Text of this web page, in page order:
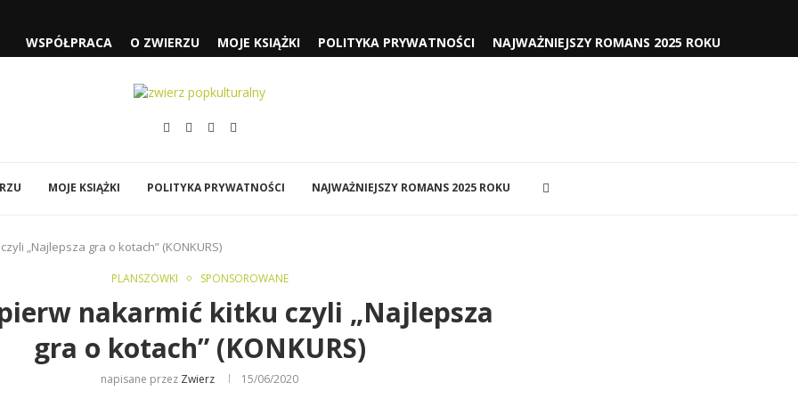
CZYLI...
I „FJORD”
MAN: CAŁKIEM NOWY...
DO MNIE...
NOLANA
WSPÓŁPRACA O ZWIERZU MOJE KSIĄŻKI POLITYKA PRYWATNOŚCI NAJWAŻNIEJSZY ROMANS 2025 ROKU
MOJE KSIĄŻKI POLITYKA PRYWATNOŚCI NAJWAŻNIEJSZY ROMANS 2025 ROKU
„Najlepsza gra o kotach” (KONKURS)
PLANSZÓWKI SPONSOROWANE
nakarmić kitku czyli „Najlepsza
gra o kotach” (KONKURS)
napisane przez Zwierz 15/06/2020